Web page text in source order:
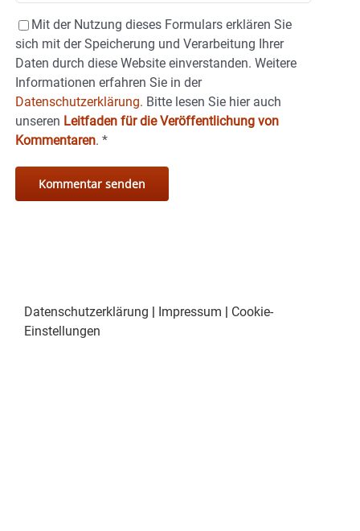
Mit der Nutzung dieses Formulars erklären Sie
sich mit der Speicherung und Verarbeitung Ihrer
Daten durch diese Website einverstanden. Weitere
Informationen erfahren Sie in der
Datenschutzerklärung. Bitte lesen Sie hier auch
unseren Leitfaden für die Veröffentlichung von
Kommentaren. *
Datenschutzerklärung | Impressum | Cookie-
Einstellungen